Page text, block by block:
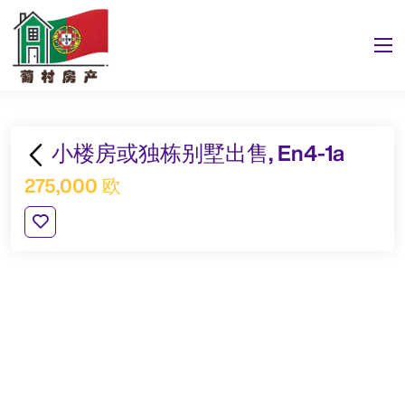
小楼房或独栋别墅出售, En4-1a
275,000 欧